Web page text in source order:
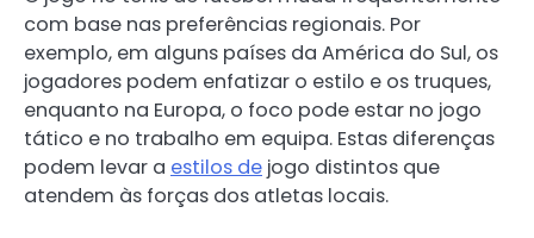
com base nas preferências regionais. Por
exemplo, em alguns países da América do Sul, os
jogadores podem enfatizar o estilo e os truques,
enquanto na Europa, o foco pode estar no jogo
tático e no trabalho em equipa. Estas diferenças
podem levar a estilos de jogo distintos que
atendem às forças dos atletas locais.